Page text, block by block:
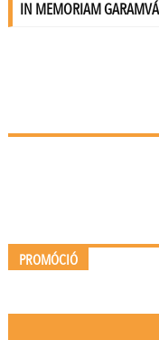
PROMÓCIÓ